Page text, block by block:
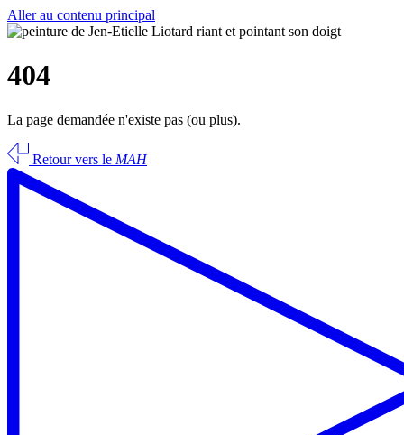
Aller au contenu principal
404
La page demandée n'existe pas (ou plus).
Retour vers le MAH